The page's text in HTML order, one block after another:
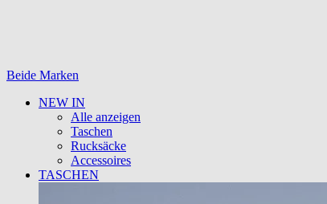
Beide Marken
NEW IN
Alle anzeigen
Taschen
Rucksäcke
Accessoires
TASCHEN